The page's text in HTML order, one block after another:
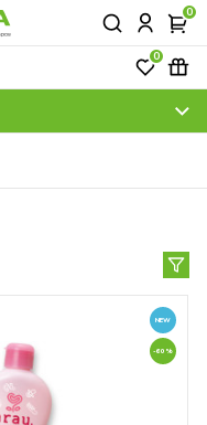
0
0
NEW
-60%